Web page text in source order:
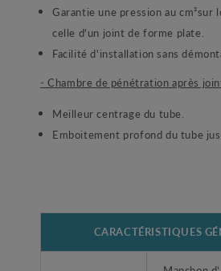
Garantie une pression au cm²sur
celle d'un joint de forme plate.
Facilité d'installation sans
- Chambre de pénétration après
Meilleur centrage du tube.
Emboitement profond du tube
CARACTÉRISTIQUES